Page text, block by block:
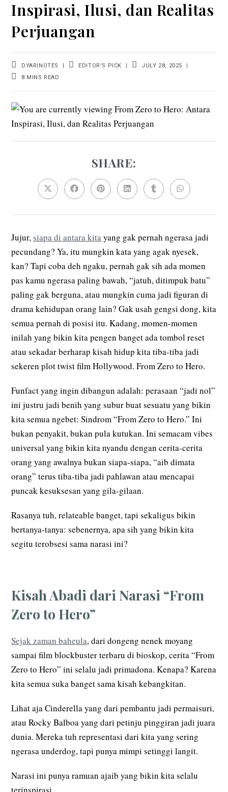
Inspirasi, Ilusi, dan Realitas
Perjuangan
DYARINOTES EDITOR'S PICK
JULY 28, 2025
8 MINS READ
SHARE:
Jujur, siapa di antara kitayang gak pernah ngerasa jadi
pecundang? Ya, itu mungkin kata yang agak nyesek,
kan? Tapi coba deh ngaku, pernah gak sih ada momen
pas kamu ngerasa paling bawah, “jatuh, ditimpuk batu”
paling gak berguna, atau mungkin cuma jadi figuran di
drama kehidupan orang lain? Gak usah gengsi dong, kita
semua pernah di posisi itu. Kadang, momen-momen
inilah yang bikin kita pengen banget ada tombol reset
atau sekadar berharap kisah hidup kita tiba-tiba jadi
sekeren plot twist film Hollywood. From Zero to Hero.
Funfact yang ingin dibangun adalah: perasaan “jadi nol”
ini justru jadi benih yang subur buat sesuatu yang bikin
kita semua ngebet: Sindrom “From Zero to Hero.” Ini
bukan penyakit, bukan pula kutukan. Ini semacam vibes
universal yang bikin kita nyandu dengan cerita-cerita
orang yang awalnya bukan siapa-siapa, “aib dimata
orang” terus tiba-tiba jadi pahlawan atau mencapai
puncak kesuksesan yang gila-gilaan.
Rasanya tuh, relateable banget, tapi sekaligus bikin
bertanya-tanya: sebenernya, apa sih yang bikin kita
segitu terobsesi sama narasi ini?
Kisah Abadi dari Narasi “From
Zero to Hero”
Sejak zaman baheula, dari dongeng nenek moyang
sampai film blockbuster terbaru di bioskop, cerita “From
Zero to Hero” ini selalu jadi primadona. Kenapa? Karena
kita semua suka banget sama kisah kebangkitan.
Lihat aja Cinderella yang dari pembantu jadi permaisuri,
atau Rocky Balboa yang dari petinju pinggiran jadi juara
dunia. Mereka tuh representasi dari kita yang sering
ngerasa underdog, tapi punya mimpi setinggi langit.
Narasi ini punya ramuan ajaib yang bikin kita selalu